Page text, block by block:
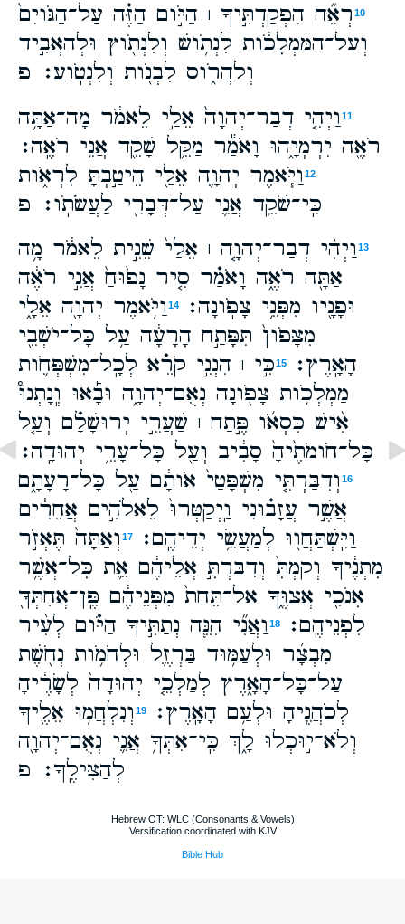
10 רְאֵ֞ה הִפְקַדְתִּ֣יךָ ׀ הַיֹּ֣ום הַזֶּ֗ה עַל־הַגֹּויִם֙
וְעַל־הַמַּמְלָכֹ֔ות לִנְתֹ֥ושׁ וְלִנְתֹ֖וץ וּלְהַאֲבִ֣יד
וְלַהֲרֹ֑וס לִבְנֹ֖ות וְלִנְטֹֽועַ׃ פ
11 וַיְהִ֤י דְבַר־יְהוָה֙ אֵלַ֣י לֵאמֹ֔ר מָה־אַתָּ֥ה
רֹאֶ֖ה יִרְמְיָ֑הוּ וָאֹמַ֕ר מַקֵּ֥ל שָׁקֵ֖ד אֲנִ֥י רֹאֶֽה׃
12 וַיֹּ֧אמֶר יְהוָ֛ה אֵלַ֖י הֵיטַ֣בְתָּ לִרְאֹ֑ות
כִּֽי־שֹׁקֵ֥ד אֲנִ֛י עַל־דְּבָרִ֖י לַעֲשֹׂתֹֽו׃ פ
13 וַיְהִ֨י דְבַר־יְהוָ֤ה ׀ אֵלַי֙ שֵׁנִ֣ית לֵאמֹ֔ר מָ֥ה
אַתָּ֖ה רֹאֶ֑ה וָאֹמַ֗ר סִ֤יר נָפ֙וּחַ֙ אֲנִ֣י רֹאֶ֔ה
וּפָנָ֖יו מִפְּנֵ֥י צָפֹֽונָה׃
14 וַיֹּ֥אמֶר יְהוָ֖ה אֵלָ֑י
מִצָּפֹון֙ תִּפָּתַ֣ח הָרָעָ֔ה עַ֥ל כָּל־יֹשְׁבֵ֖י
הָאָֽרֶץ׃
15כִּ֣י ׀ הִנְנִ֣י קֹרֵ֗א לְכָֽל־מִשְׁפְּחֹ֛ות
מַמְלְכֹ֥ות צָפֹ֖ונָה נְאֻם־יְהוָ֑ה וּבָ֡אוּ וְֽנָתְנוּ֩
אִ֨ישׁ כִּסְאֹ֜ו פֶּ֣תַח ׀ שַׁעֲרֵ֣י יְרוּשָׁלִַ֗ם וְעַ֤ל
כָּל־חֹומֹתֶ֙יהָ֙ סָבִ֔יב וְעַ֖ל כָּל־עָרֵ֥י יְהוּדָֽה׃
16 וְדִבַּרְתִּ֤י מִשְׁפָּטַי֙ אֹותָ֔ם עַ֖ל כָּל־רָעָתָ֑ם
אֲשֶׁ֣ר עֲזָב֗וּנִי וַֽיְקַטְּרוּ֙ לֵאלֹהִ֣ים אֲחֵרִ֔ים
וַיִּֽשְׁתַּחֲו֖וּ לְמַעֲשֵׂ֥י יְדֵיהֶֽם׃
17 וְאַתָּה֙ תֶּאְזֹ֣ר
מָתְנֶ֔יךָ וְקַמְתָּ֙ וְדִבַּרְתָּ֣ אֲלֵיהֶ֔ם אֵ֛ת כָּל־אֲשֶׁ֥ר
אָנֹכִ֖י אֲצַוֶּ֑ךָּ אַל־תֵּחַת֙ מִפְּנֵיהֶ֔ם פֶּֽן־אֲחִתְּךָ֖
לִפְנֵיהֶֽם׃
18 וַאֲנִ֞י הִנֵּ֧ה נְתַתִּ֣יךָ הַיֹּ֗ום לְעִ֨יר
מִבְצָ֜ר וּלְעַמּ֥וּד בַּרְזֶ֛ל וּלְחֹמֹ֥ות נְחֹ֖שֶׁת
עַל־כָּל־הָאָ֑רֶץ לְמַלְכֵ֤י יְהוּדָה֙ לְשָׂרֶ֔יהָ
לְכֹהֲנֶ֖יהָ וּלְעַ֥ם הָאָֽרֶץ׃
19 וְנִלְחֲמ֥וּ אֵלֶ֖יךָ
וְלֹא־י֣וּכְלוּ לָ֑ךְ כִּֽי־אִתְּךָ֥ אֲנִ֛י נְאֻם־יְהוָ֖ה
לְהַצִּילֶֽךָ׃ פ
Hebrew OT: WLC (Consonants & Vowels)
Versification coordinated with KJV
Bible Hub